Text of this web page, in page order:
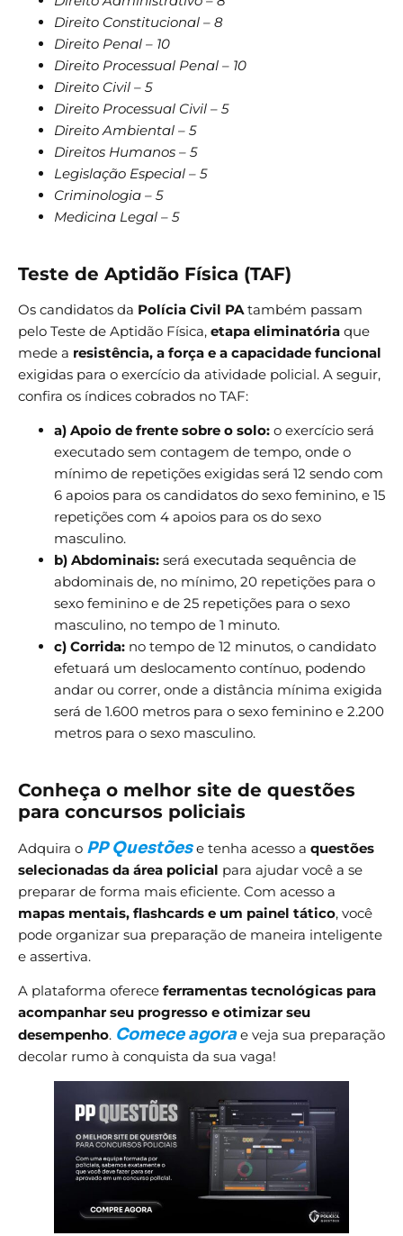
Direito Constitucional – 8
Direito Penal – 10
Direito Processual Penal – 10
Direito Civil – 5
Direito Processual Civil – 5
Direito Ambiental – 5
Direitos Humanos – 5
Legislação Especial – 5
Criminologia – 5
Medicina Legal – 5
Teste de Aptidão Física (TAF)
Os candidatos da Polícia Civil PAtambém passam
pelo Teste de Aptidão Física, etapa eliminatória que
mede a resistência, a força e a capacidade funcional
exigidas para o exercício da atividade policial. A seguir,
confira os índices cobrados no TAF:
a) Apoio de frente sobre o solo: o exercício será
executado sem contagem de tempo, onde o
mínimo de repetições exigidas será 12 sendo com
6 apoios para os candidatos do sexo feminino, e 15
repetições com 4 apoios para os do sexo
masculino.
b) Abdominais: será executada sequência de
abdominais de, no mínimo, 20 repetições para o
sexo feminino e de 25 repetições para o sexo
masculino, no tempo de 1 minuto.
c) Corrida: no tempo de 12 minutos, o candidato
efetuará um deslocamento contínuo, podendo
andar ou correr, onde a distância mínima exigida
será de 1.600 metros para o sexo feminino e 2.200
metros para o sexo masculino.
Conheça o melhor site de questões
para concursos policiais
Adquira o PP Questõese tenha acesso a questões
selecionadas da área policial para ajudar você a se
preparar de forma mais eficiente. Com acesso a
mapas mentais, flashcards e um painel tático, você
pode organizar sua preparação de maneira inteligente
e assertiva.
A plataforma oferece ferramentas tecnológicas para
acompanhar seu progresso e otimizar seu
desempenho. Comece agorae veja sua preparação
decolar rumo à conquista da sua vaga!